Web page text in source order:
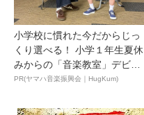
小学校に慣れた今だからじっ
くり選べる！ 小学１年生夏休
みからの「音楽教室」デビ
ュ...
PR(ヤマハ音楽振興会｜HugKum)